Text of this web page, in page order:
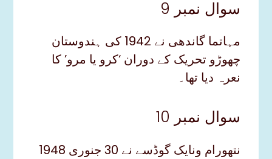
سوال نمبر 9
مہاتما گاندھی نے 1942 کی ہندوستان
چھوڑو تحریک کے دوران ‘کرو یا مرو’ کا
نعرہ دیا تھا۔
سوال نمبر 10
نتھورام ونایک گوڈسے نے 30 جنوری 1948